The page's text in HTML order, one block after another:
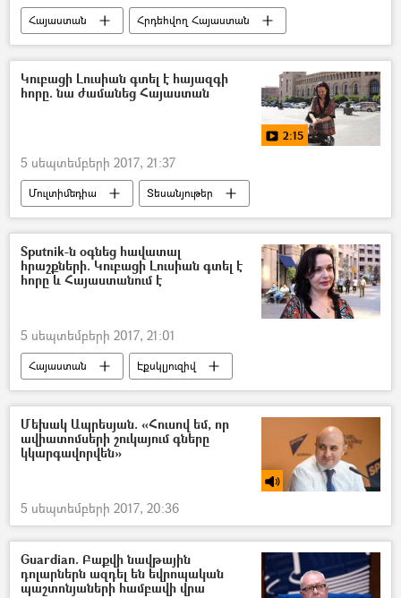
Հայաստան Հրդեհվող Հայաստան
Կուբացի Լուսիան գտել է հայազգի
հորը. նա ժամանեց Հայաստան
2:15
5 սեպտեմբերի 2017, 21:37
Մուլտիմեդիա Տեսանյութեր
Sputnik-ն օգնեց հավատալ
հրաշքների. Կուբացի Լուսիան գտել է
հորը և Հայաստանում է
5 սեպտեմբերի 2017, 21:01
Հայաստան Էքսկլյուզիվ
Մեխակ Ապրեսյան. «Հուսով եմ, որ
ավիատոմսերի շուկայում գները
կկարգավորվեն»
5 սեպտեմբերի 2017, 20:36
Guardian. Բաքվի նավթային
դոլարներն ազդել են եվրոպական
պաշտոնյաների համբավի վրա